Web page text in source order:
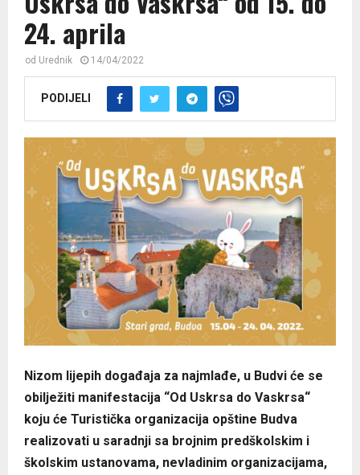
24. aprila
od Urednik 14/04/2022
PODIJELI
Nizom lijepih događaja za najmlađe, u Budvi će se
obilježiti manifestacija “Od Uskrsa do Vaskrsa“
koju će Turistička organizacija opštine Budva
realizovati u saradnji sa brojnim predškolskim i
školskim ustanovama, nevladinim organizacijama,